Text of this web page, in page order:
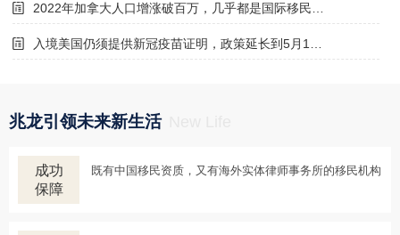
2022年加拿大人口增涨破百万，几乎都是国际移民…
入境美国仍须提供新冠疫苗证明，政策延长到5月1…
兆龙引领未来新生活
成功
保障
既有中国移民资质，又有海外实体律师事务所的移民机构